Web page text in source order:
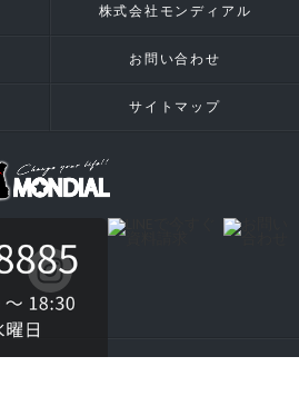
株式会社モンディアル
お問い合わせ
サイトマップ